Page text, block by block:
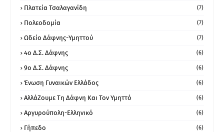
Πλατεία Τσαλαγανίδη (7)
Πολεοδομία (7)
Ωδείο Δάφνης-Υμηττού (7)
4ο Δ.Σ. Δάφνης (6)
9ο Δ.Σ. Δάφνης (6)
Ένωση Γυναικών Ελλάδος (6)
ΑλλάΖουμε Τη Δάφνη Και Τον Υμηττό (6)
Αργυρούπολη-Ελληνικό (6)
Γήπεδο (6)